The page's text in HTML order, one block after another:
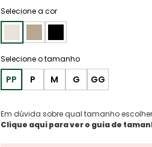
Selecione a cor
PP P M G GG
Em dúvida sobre qual tamanho
Clique aqui para ver o guia de